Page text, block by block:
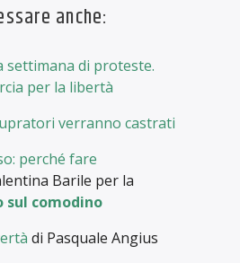
anche:
settimana di proteste.
per la libertà
verranno castrati
perché fare
Barile per la
sul comodino
di Pasquale Angius